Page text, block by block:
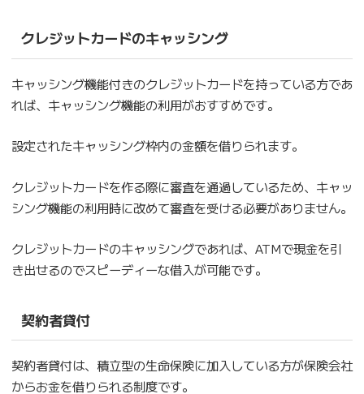
クレジットカードのキャッシング
キャッシング機能付きのクレジットカードを持っている方であ
れば、キャッシング機能の利用がおすすめです。
設定されたキャッシング枠内の金額を借りられます。
クレジットカードを作る際に審査を通過しているため、キャッ
シング機能の利用時に改めて審査を受ける必要がありません。
クレジットカードのキャッシングであれば、ATMで現金を引
き出せるのでスピーディーな借入が可能です。
契約者貸付
契約者貸付は、積立型の生命保険に加入している方が保険会社
からお金を借りられる制度です。